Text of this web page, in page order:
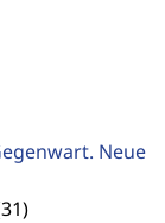
Neue